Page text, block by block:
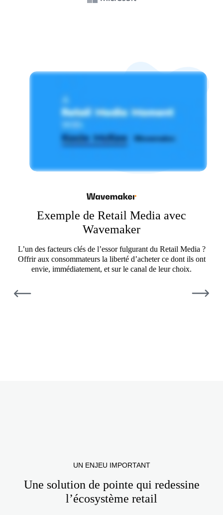
Previous
Exemple de Retail Media avec
Wavemaker
L’un des facteurs clés de l’essor fulgurant du Retail Media ?
Offrir aux consommateurs la liberté d’acheter ce dont ils ont
envie, immédiatement, et sur le canal de leur choix.
Exemple de Retail Media avec Reprise
Digital
Le commerce en ligne et le Retail Media boostent les
conversions tout en offrant de la visibilité aux marques et aux
produits dans l’upper-funnel.
Exemple de Retail Media avec Tinuiti
en ligne est associée à des données exploitables.
Next
UN ENJEU IMPORTANT
Une solution de pointe qui redessine
l’écosystème retail